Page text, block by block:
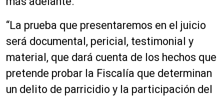
“La prueba que presentaremos en el juicio
será documental, pericial, testimonial y
material, que dará cuenta de los hechos que
pretende probar la Fiscalía que determinan
un delito de parricidio y la participación del